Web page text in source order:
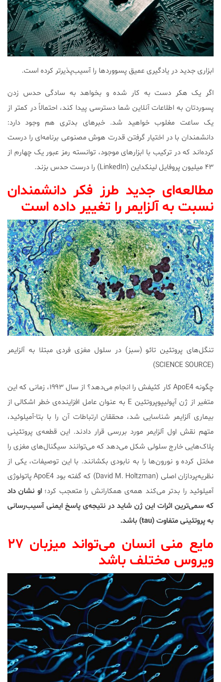
ابزاری جدید در یادگیری عمیق پسووردها را آسیب‌پذیرتر کرده است.
اگر یک هکر دست به کار شده و بخواهد به سادگی حدس زدن
پسوردتان به اطلاعات آنلاین شما دسترسی پیدا کند، احتمالاً در کمتر از
یک ساعت مغلوب خواهید شد. خبرهای بدتری هم وجود دارد:
دانشمندان با در اختیار گرفتن قدرت هوش مصنوعی برنامه‌ای را درست
کرده‌اند که در ترکیب با ابزارهای موجود، توانسته رمز عبور یک چهارم از
۴۳ میلیون پروفایل لینکداین (LinkedIn) را درست حدس بزند.
مطالعه‌ای جدید طرز فکر دانشمندان
نسبت به آلزایمر را تغییر داده است
تنگل‌های پروتئین تائو (سبز) در سلول مغزی فردی مبتلا به آلزایمر
(SCIENCE SOURCE)
چگونه ApoE4 کار کثیفش را انجام می‌دهد؟ از سال ۱۹۹۳، زمانی که این
متغیر از ژن آپولیپوپروتئین E به عنوان عامل افزاینده‌ی خطر اشکالی از
بیماری آلزایمر شناسایی شد، محققان ارتباطات آن را با بتا-آمیلوئید،
متهم نقش اول آلزایمر مورد بررسی قرار دادند. این قطعه‌ی پروتئینی
پلاک‌هایی خارج سلولی شکل می‌دهد که می‌توانند سیگنال‌های مغزی را
مختل کرده و نورون‌ها را به نابودی بکشانند. با این توصیفات، یکی از
نظریه‌پردازان اصلی (David M. Holtzman) که گفته بود ApoE4 پاتولوژی
آمیلوئید را بدتر می‌کند همه‌ی همکارانش را متعجب کرد؛او نشان داد
که سمی‌ترین اثرات این ژن شاید در نتیجه‌ی پاسخ ایمنی آسیب‌رسانی
به پروتئینی متفاوت (tau) باشد.
مایع منی انسان می‌تواند میزبان ۲۷
ویروس مختلف باشد